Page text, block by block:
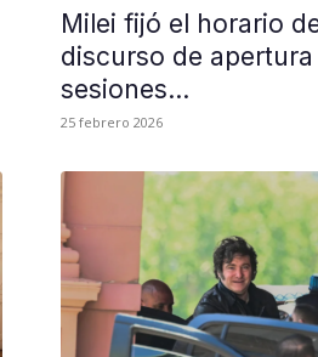
Milei fijó el horario
discurso de apertura
sesiones...
25 febrero 2026